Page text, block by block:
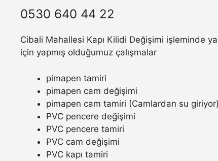
0530 640 44 22
Cibali Mahallesi Kapı Kilidi Değişimi işleminde
için yapmış olduğumuz çalışmalar
pimapen tamiri
pimapen cam değişimi
pimapen cam tamiri (Camlardan su giriyor)
PVC pencere değişimi
PVC pencere tamiri
PVC cam değişimi
PVC kapı tamiri